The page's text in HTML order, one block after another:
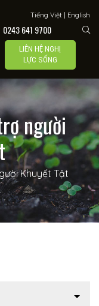
Tiếng Việt| English
0243 641 9700
LIÊN HỆ NGHỊ
LỰC SỐNG
người
Khuyết Tật